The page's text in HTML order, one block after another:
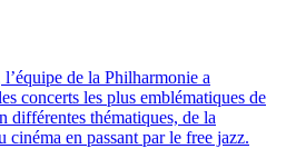
de la Philharmonie a
concerts les plus emblématiques de
différentes thématiques, de la
cinéma en passant par le free jazz.